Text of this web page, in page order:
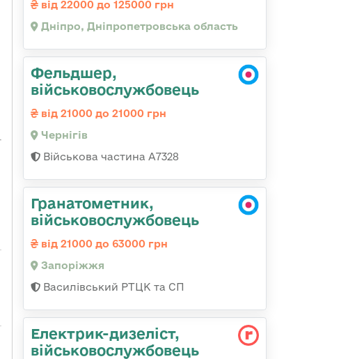
від 22000 до 125000 грн
Дніпро, Дніпропетровська область
Фельдшер,
військовослужбовець
від 21000 до 21000 грн
Чернігів
Військова частина А7328
Гранатометник,
військовослужбовець
від 21000 до 63000 грн
Запоріжжя
Василівський РТЦК та СП
Електрик-дизеліст,
військовослужбовець